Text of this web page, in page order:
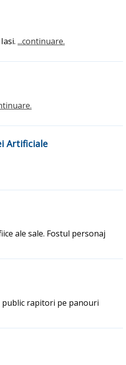
...continuare.
Artificiale
ale sale. Fostul personaj
public rapitori pe panouri